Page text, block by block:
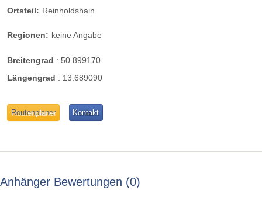
Ortsteil: Reinholdshain
Regionen: keine Angabe
Breitengrad : 50.899170
Längengrad : 13.689090
Routenplaner Kontakt
Anhänger Bewertungen 0